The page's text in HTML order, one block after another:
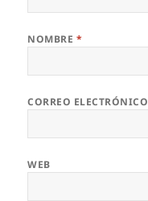
NOMBRE *
CORREO ELECTRÓNICO
WEB